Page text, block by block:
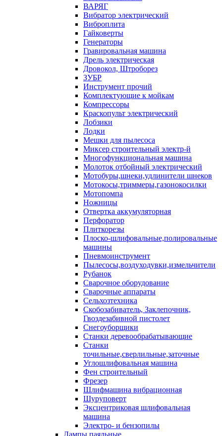
ВАРЯГ
Вибратор электрический
Виброплита
Гайковерты
Генераторы
Гравировальная машина
Дрель электрическая
Дровокол, Штроборез
ЗУБР
Инструмент прочий
Комплектующие к мойкам
Компрессоры
Краскопульт электрический
Лобзики
Лодки
Мешки для пылесоса
Миксер строительный электр-й
Многофункциональная машина
Молоток отбойный электрический
Мотобуры,шнеки,удлинители шнеков
Мотокосы,триммеры,газонокосилки
Мотопомпа
Ножницы
Отвертка аккумуляторная
Перфоратор
Плиткорезы
Плоско-шлифовальные,полировальные
машины
Пневмоинструмент
Пылесосы,воздуходувки,измельчители
Рубанок
Сварочное оборудование
Сварочные аппараты
Сельхозтехника
Скобозабиватель, Заклепочник,
Гвоздезабивной пистолет
Снегоуборщики
Станки деревообрабатывающие
Станки
точильные,сверлильные,заточные
Углошлифовальная машина
Фен строительный
Фрезер
Шлифмашина вибрационная
Шуруповерт
Эксцентриковая шлифовальная
машина
Электро- и бензопилы
Лампы паяльные